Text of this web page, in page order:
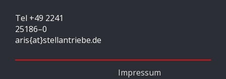
Tel +49 2241
25186–0
aris{at}stellantriebe.de
Impressum